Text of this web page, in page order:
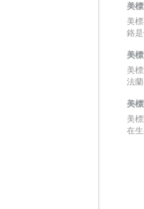
美
美
鉻
美
美
法
美
美
在